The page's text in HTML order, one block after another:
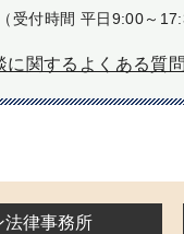
（受付時間 平日9:00～
に関するよくある質
法律事務所